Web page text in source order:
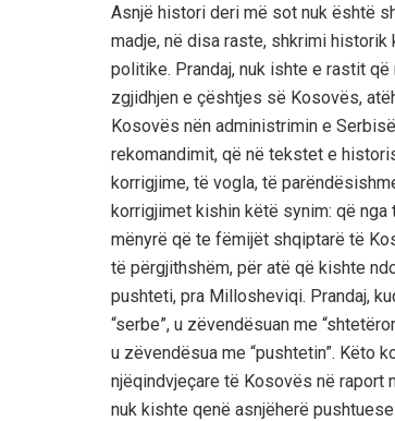
Asnjë histori deri më sot nuk është
madje, në disa raste, shkrimi
politike. Prandaj, nuk ishte e rastit
zgjidhjen e çështjes së Kosovës,
Kosovës nën administrimin e
rekomandimit, që në tekstet e
korrigjime, të vogla, të
korrigjimet kishin këtë synim: që
mënyrë që te fëmijët shqiptarë të
të përgjithshëm, për atë që kishte
pushteti, pra Millosheviqi. Prandaj,
“serbe”, u zëvendësuan me
u zëvendësua me “pushtetin”. Këto
njëqindvjeçare të Kosovës në raport
nuk kishte qenë asnjëherë